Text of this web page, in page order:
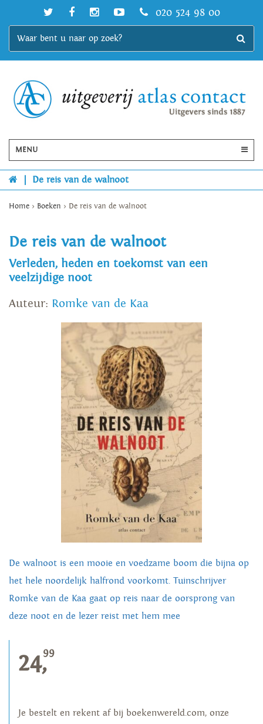
020 524 98 00
MENU
De reis van de walnoot
Home > Boeken > De reis van de walnoot
De reis van de walnoot
Verleden, heden en toekomst van een
veelzijdige noot
Auteur: Romke van de Kaa
De walnoot is een mooie en voedzame boom die bijna op
het hele noordelijk halfrond voorkomt. Tuinschrijver
Romke van de Kaa gaat op reis naar de oorsprong van
deze noot en de lezer reist met hem mee
24,99
Je bestelt en rekent af bij boekenwereld.com, onze